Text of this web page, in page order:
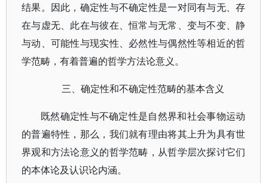
结果。因此，确定性与不确定性是一对同有与无、存
在与虚无、此在与彼在、恒常与无常、变与不变、静
与动、可能性与现实性、必然性与偶然性等相近的哲
学范畴，有着普遍的哲学方法论意义。
三、确定性和不确定性范畴的基本含义
既然确定性与不确定性是自然界和社会事物运动
的普遍特性，那么，我们就有理由将其上升为具有世
界观和方法论意义的哲学范畴，从哲学层次探讨它们
的本体论及认识论内涵。